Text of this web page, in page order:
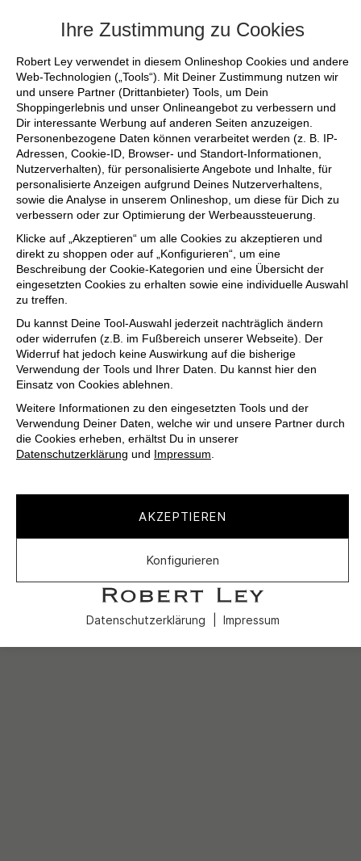
Ihre Zustimmung zu Cookies
Robert Ley verwendet in diesem Onlineshop Cookies und andere
Web-Technologien („Tools“). Mit Deiner Zustimmung nutzen wir
und unsere Partner (Drittanbieter) Tools, um Dein
Shoppingerlebnis und unser Onlineangebot zu verbessern und
Dir interessante Werbung auf anderen Seiten anzuzeigen.
Personenbezogene Daten können verarbeitet werden (z. B. IP-
Adressen, Cookie-ID, Browser- und Standort-Informationen,
Nutzerverhalten), für personalisierte Angebote und Inhalte, für
personalisierte Anzeigen aufgrund Deines Nutzerverhaltens,
sowie die Analyse in unserem Onlineshop, um diese für Dich zu
verbessern oder zur Optimierung der Werbeaussteuerung.
Klicke auf „Akzeptieren“ um alle Cookies zu akzeptieren und
direkt zu shoppen oder auf „Konfigurieren“, um eine
Beschreibung der Cookie-Kategorien und eine Übersicht der
eingesetzten Cookies zu erhalten sowie eine individuelle Auswahl
zu treffen.
Du kannst Deine Tool-Auswahl jederzeit nachträglich ändern
oder widerrufen (z.B. im Fußbereich unserer Webseite). Der
Widerruf hat jedoch keine Auswirkung auf die bisherige
Verwendung der Tools und Ihrer Daten. Du kannst hier den
Einsatz von Cookies ablehnen.
Weitere Informationen zu den eingesetzten Tools und der
Verwendung Deiner Daten, welche wir und unsere Partner durch
die Cookies erheben, erhältst Du in unserer
Datenschutzerklärung und Impressum.
AKZEPTIEREN
Konfigurieren
Datenschutzerklärung Impressum